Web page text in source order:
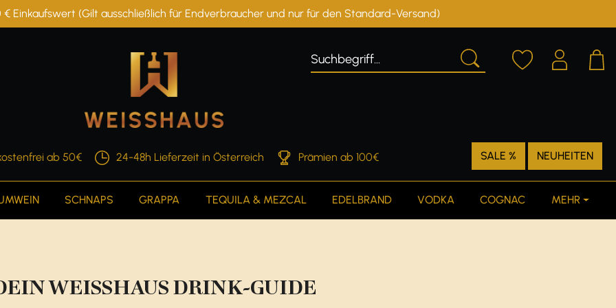
Einkaufswert (Gilt ausschließlich für Endverbraucher und nur für den Standard-Versand)
ab 50€ 24-48h Lieferzeit in Österreich Prämien ab 100€ SALE % NEUHEITEN
SCHNAPS GRAPPA TEQUILA & MEZCAL EDELBRAND VODKA COGNAC MEHR
WEISSHAUS DRINK-GUIDE